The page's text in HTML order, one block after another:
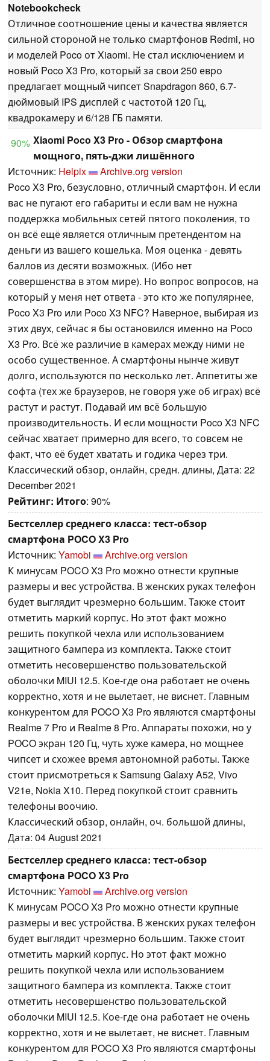
Notebookcheck
Отличное соотношение цены и качества является
сильной стороной не только смартфонов Redmi, но
и моделей Poco от Xiaomi. Не стал исключением и
новый Poco X3 Pro, который за свои 250 евро
предлагает мощный чипсет Snapdragon 860, 6.7-
дюймовый IPS дисплей с частотой 120 Гц,
квадрокамеру и 6/128 ГБ памяти.
90% Xiaomi Poco X3 Pro - Обзор смартфона
мощного, пять-джи лишённого
Источник: Helpix
Archive.org version
Poco X3 Pro, безусловно, отличный смартфон. И если
вас не пугают его габариты и если вам не нужна
поддержка мобильных сетей пятого поколения, то
он всё ещё является отличным претендентом на
деньги из вашего кошелька. Моя оценка - девять
баллов из десяти возможных. (Ибо нет
совершенства в этом мире). Но вопрос вопросов, на
который у меня нет ответа - это кто же популярнее,
Poco X3 Pro или Poco X3 NFC? Наверное, выбирая из
этих двух, сейчас я бы остановился именно на Poco
X3 Pro. Всё же различие в камерах между ними не
особо существенное. А смартфоны нынче живут
долго, используются по несколько лет. Аппетиты же
софта (тех же браузеров, не говоря уже об играх) всё
растут и растут. Подавай им всё большую
производительность. И если мощности Poco X3 NFC
сейчас хватает примерно для всего, то совсем не
факт, что её будет хватать и годика через три.
Классический обзор, онлайн, средн. длины, Дата: 22
December 2021
Рейтинг: Итого: 90%
Бестселлер среднего класса: тест-обзор
смартфона POCO X3 Pro
Источник: Yamobi
Archive.org version
К минусам POCO X3 Pro можно отнести крупные
размеры и вес устройства. В женских руках телефон
будет выглядит чрезмерно большим. Также стоит
отметить маркий корпус. Но этот факт можно
решить покупкой чехла или использованием
защитного бампера из комплекта. Также стоит
отметить несовершенство пользовательской
оболочки MIUI 12.5. Кое-где она работает не очень
корректно, хотя и не вылетает, не виснет. Главным
конкурентом для POCO X3 Pro являются смартфоны
Realme 7 Pro и Realme 8 Pro. Аппараты похожи, но у
POCO экран 120 Гц, чуть хуже камера, но мощнее
чипсет и схожее время автономной работы. Также
стоит присмотреться к Samsung Galaxy A52, Vivo
V21e, Nokia X10. Перед покупкой стоит сравнить
телефоны воочию.
Классический обзор, онлайн, оч. большой длины,
Дата: 04 August 2021
Бестселлер среднего класса: тест-обзор
смартфона POCO X3 Pro
Источник: Yamobi
Archive.org version
К минусам POCO X3 Pro можно отнести крупные
размеры и вес устройства. В женских руках телефон
будет выглядит чрезмерно большим. Также стоит
отметить маркий корпус. Но этот факт можно
решить покупкой чехла или использованием
защитного бампера из комплекта. Также стоит
отметить несовершенство пользовательской
оболочки MIUI 12.5. Кое-где она работает не очень
корректно, хотя и не вылетает, не виснет. Главным
конкурентом для POCO X3 Pro являются смартфоны